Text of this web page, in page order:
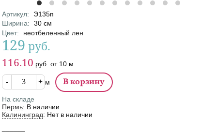
Артикул:
Э135п
Характеристики
Ширина: 30 см
Цвет: неотбеленный лен
Цена
129 руб.
Цена от
116.10 руб. от 10 м.
Кол-во
м
На складе
Пермь: В наличии
Калининград: Нет в наличии